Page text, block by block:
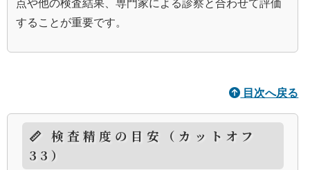
点や他の検査結果、専門家による診察と合わせて評価
することが重要です。
目次へ戻る
📏 検査精度の目安（カットオフ
33）